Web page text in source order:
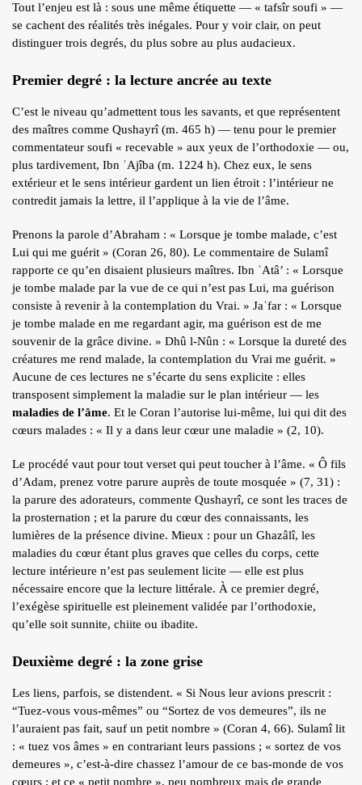
Tout l’enjeu est là : sous une même étiquette — « tafsîr soufi » —
se cachent des réalités très inégales. Pour y voir clair, on peut
distinguer trois degrés, du plus sobre au plus audacieux.
Premier degré : la lecture ancrée au texte
C’est le niveau qu’admettent tous les savants, et que représentent
des maîtres comme Qushayrî (m. 465 h) — tenu pour le premier
commentateur soufi « recevable » aux yeux de l’orthodoxie — ou,
plus tardivement, Ibn ʿAjîba (m. 1224 h). Chez eux, le sens
extérieur et le sens intérieur gardent un lien étroit : l’intérieur ne
contredit jamais la lettre, il l’applique à la vie de l’âme.
Prenons la parole d’Abraham : « Lorsque je tombe malade, c’est
Lui qui me guérit » (Coran 26, 80). Le commentaire de Sulamî
rapporte ce qu’en disaient plusieurs maîtres. Ibn ʿAtâ’ : « Lorsque
je tombe malade par la vue de ce qui n’est pas Lui, ma guérison
consiste à revenir à la contemplation du Vrai. » Jaʿfar : « Lorsque
je tombe malade en me regardant agir, ma guérison est de me
souvenir de la grâce divine. » Dhû l-Nûn : « Lorsque la dureté des
créatures me rend malade, la contemplation du Vrai me guérit. »
Aucune de ces lectures ne s’écarte du sens explicite : elles
transposent simplement la maladie sur le plan intérieur — les
maladies de l’âme. Et le Coran l’autorise lui-même, lui qui dit des
cœurs malades : « Il y a dans leur cœur une maladie » (2, 10).
Le procédé vaut pour tout verset qui peut toucher à l’âme. « Ô fils
d’Adam, prenez votre parure auprès de toute mosquée » (7, 31) :
la parure des adorateurs, commente Qushayrî, ce sont les traces de
la prosternation ; et la parure du cœur des connaissants, les
lumières de la présence divine. Mieux : pour un Ghazâlî, les
maladies du cœur étant plus graves que celles du corps, cette
lecture intérieure n’est pas seulement licite — elle est plus
nécessaire encore que la lecture littérale. À ce premier degré,
l’exégèse spirituelle est pleinement validée par l’orthodoxie,
qu’elle soit sunnite, chiite ou ibadite.
Deuxième degré : la zone grise
Les liens, parfois, se distendent. « Si Nous leur avions prescrit :
“Tuez-vous vous-mêmes” ou “Sortez de vos demeures”, ils ne
l’auraient pas fait, sauf un petit nombre » (Coran 4, 66). Sulamî lit
: « tuez vos âmes » en contrariant leurs passions ; « sortez de vos
demeures », c’est-à-dire chassez l’amour de ce bas-monde de vos
cœurs ; et ce « petit nombre », peu nombreux mais de grande